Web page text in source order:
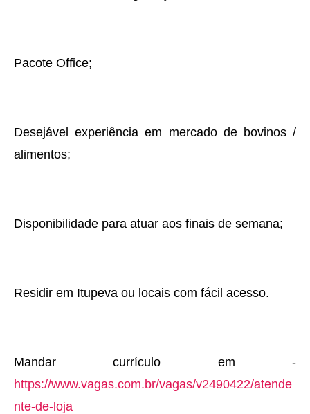
Pacote Office;
Desejável experiência em mercado de bovinos /
alimentos;
Disponibilidade para atuar aos finais de semana;
Residir em Itupeva ou locais com fácil acesso.
Mandar currículo em -
https://www.vagas.com.br/vagas/v2490422/atende
nte-de-loja